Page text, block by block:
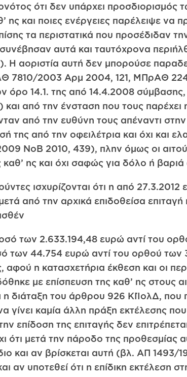
ότι δεν υπάρχει προσδιορισμός
ης και ποιες ενέργειες παρέλειψε να
τα περιστατικά που προσέδιδαν
συνέβησαν αυτά και ταυτόχρονα
αοριστία αυτή δεν μπορούσε
7810/2003 Αρμ 2004, 121, ΜΠρΑΘ
14.1. της από 14.4.2008 σύμβασης,
και από την ένσταση που τους
από την ευθύνη τους απέναντι στην
της από την οφειλέτρια και όχι
ΝοΒ 2010, 439), πλην όμως οι
καθ’ ης και όχι σαφώς για δόλο ή βαριά
ισχυρίζονται ότι η από
από την αρχικά επιδοθείσα
των 2.633.194,48 ευρώ αντί του
των 44.754 ευρώ αντί του ορθού
η κατασχετήρια έκθεση και οι
με επίσπευση της καθ’ ης στους
διάταξη του άρθρου 926 ΚΙΊολΔ, που
γίνει καμία άλλη πράξη εκτέλεσης
επίδοση της επιταγής δεν
ότι μετά την πάροδο της προθεσμίας
και αν βρίσκεται αυτή (βλ. ΑΠ
αν υποτεθεί ότι η επίδικη εκτέλεση